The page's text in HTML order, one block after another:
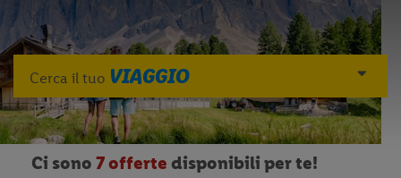
Cerca il tuo VIAGGIO
Ci sono7 offerte disponibili per te!